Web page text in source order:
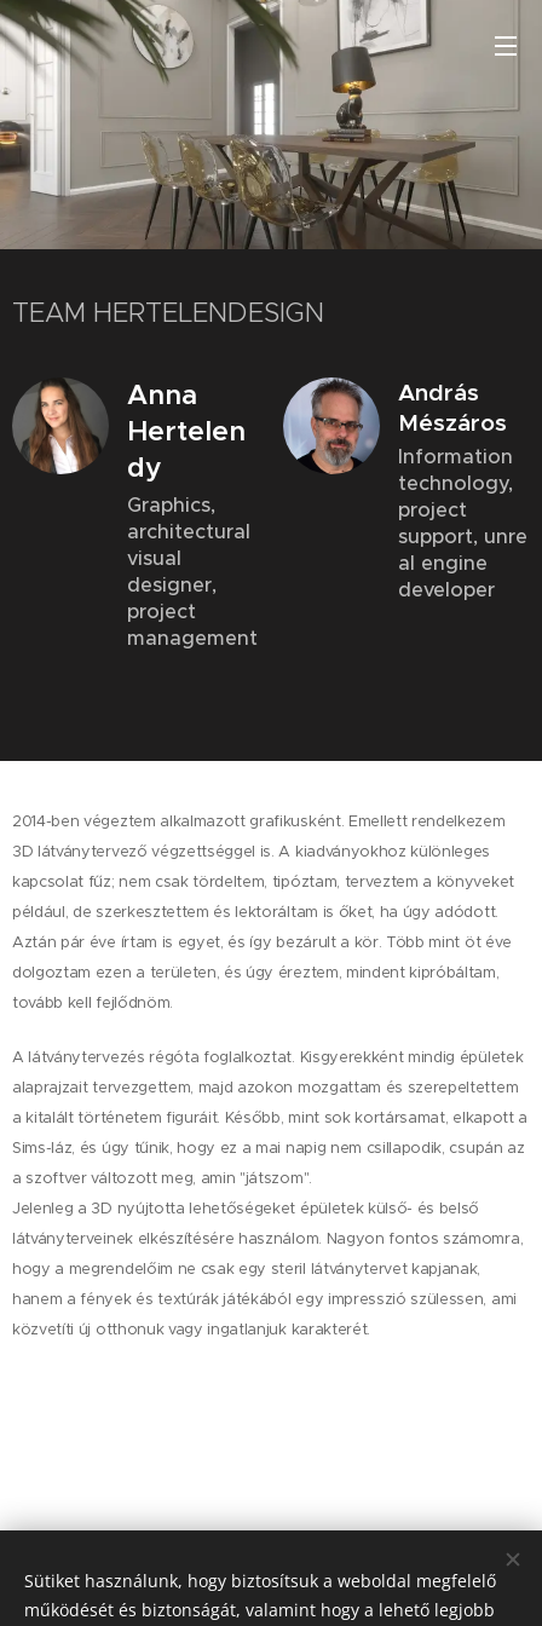
TEAM HERTELENDESIGN
Anna
Hertelen
dy
Graphics,
architectural
visual
designer,
project
management
András
Mészáros
Information
technology,
project
support, unre
al engine
developer
2014-ben végeztem alkalmazott grafikusként. Emellett rendelkezem
3D látványtervező végzettséggel is. A kiadványokhoz különleges
kapcsolat fűz; nem csak tördeltem, tipóztam, terveztem a könyveket
például, de szerkesztettem és lektoráltam is őket, ha úgy adódott.
Aztán pár éve írtam is egyet, és így bezárult a kör. Több mint öt éve
dolgoztam ezen a területen, és úgy éreztem, mindent kipróbáltam,
tovább kell fejlődnöm.
A látványtervezés régóta foglalkoztat. Kisgyerekként mindig épületek
alaprajzait tervezgettem, majd azokon mozgattam és szerepeltettem
a kitalált történetem figuráit. Később, mint sok kortársamat, elkapott a
Sims-láz, és úgy tűnik, hogy ez a mai napig nem csillapodik, csupán az
a szoftver változott meg, amin "játszom".
Jelenleg a 3D nyújtotta lehetőségeket épületek külső- és belső
látványterveinek elkészítésére használom. Nagyon fontos számomra,
hogy a megrendelőim ne csak egy steril látványtervet kapjanak,
hanem a fények és textúrák játékából egy impresszió szülessen, ami
közvetíti új otthonuk vagy ingatlanjuk karakterét.
Sütiket használunk, hogy biztosítsuk a weboldal megfelelő
működését és biztonságát, valamint hogy a lehető legjobb